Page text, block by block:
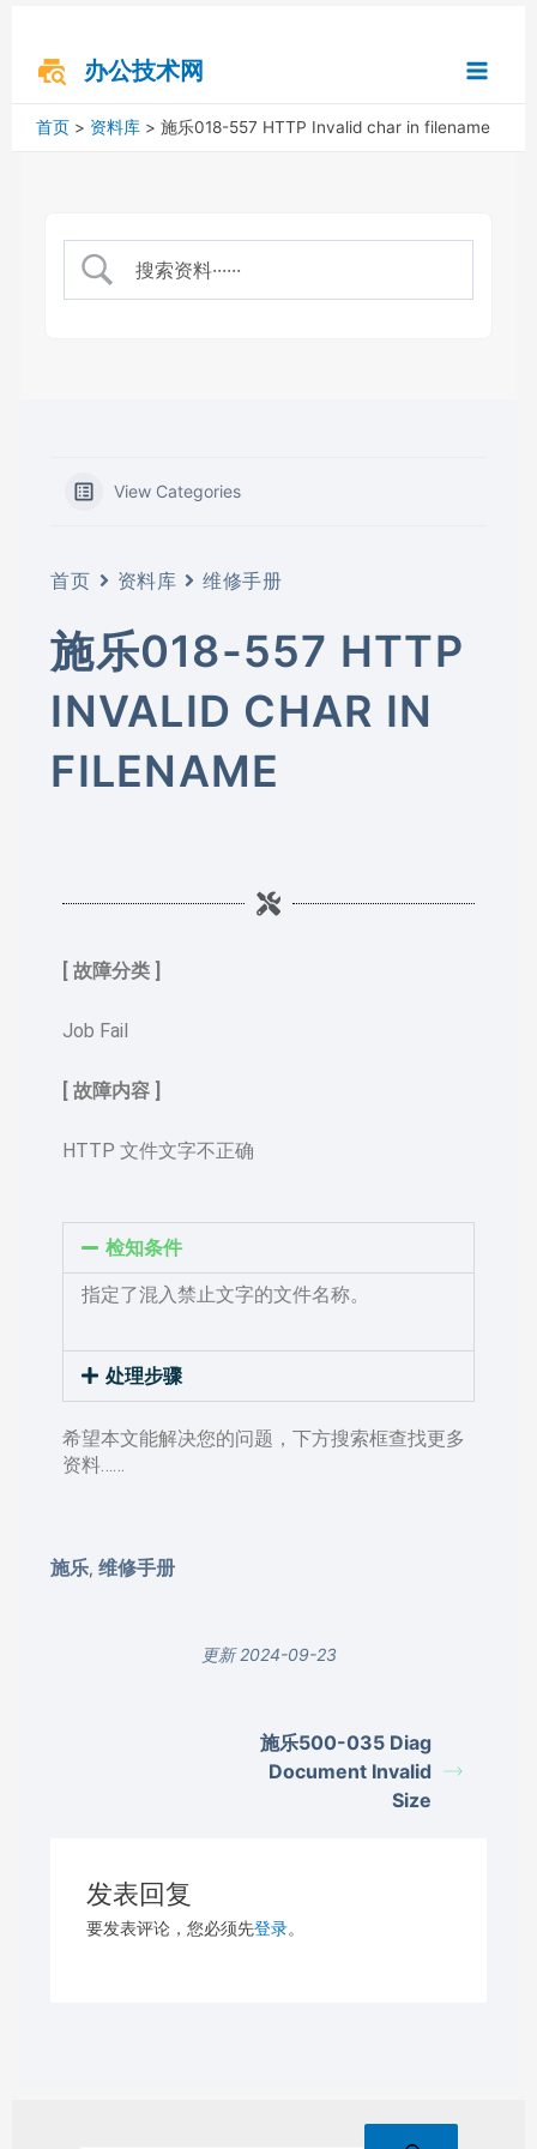
办公技术网
Menu
首页 资料库 施乐018-557 HTTP Invalid char in filename
View Categories
首页 资料库 维修手册
施乐018-557 HTTP
INVALID CHAR IN
FILENAME
[ 故障分类 ]
Job Fail
[ 故障内容 ]
HTTP 文件文字不正确
检知条件
指定了混入禁止文字的文件名称。
处理步骤
希望本文能解决您的问题，下方搜索框查找更多
资料……
施乐,维修手册
更新 2024-09-23
施乐500-035 Diag
Document Invalid
Size
发表回复
要发表评论，您必须先登录。